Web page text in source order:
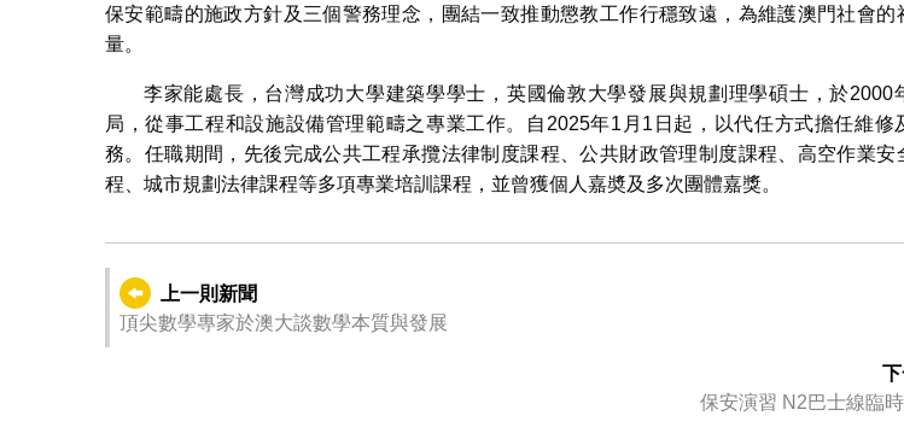
保安範疇的施政方針及三個警務理念，團結一致推動懲教工作行穩致遠，為維護澳門社會的
量。
李家能處長，台灣成功大學建築學學士，英國倫敦大學發展與規劃理學碩士，於2000
局，從事工程和設施設備管理範疇之專業工作。自2025年1月1日起，以代任方式擔任維修
務。任職期間，先後完成公共工程承攬法律制度課程、公共財政管理制度課程、高空作業安
程、城市規劃法律課程等多項專業培訓課程，並曾獲個人嘉奬及多次團體嘉獎。
上一則新聞
頂尖數學專家於澳大談數學本質與發展
保安演習 N2巴士線臨